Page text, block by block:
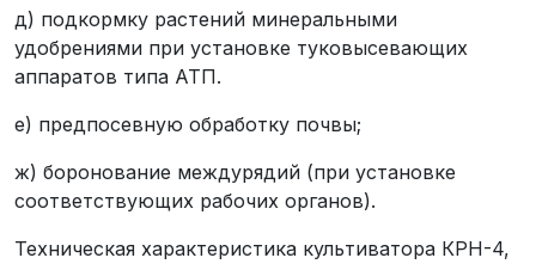
д) подкормку растений минеральными
удобрениями при установке туковысевающих
аппаратов типа АТП.
е) предпосевную обработку почвы;
ж) боронование междурядий (при установке
соответствующих рабочих органов).
Техническая характеристика культиватора КРН-4,